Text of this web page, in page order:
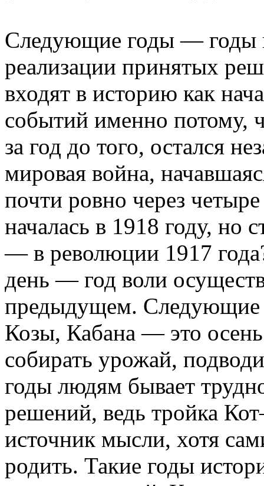
Следующие годы — годы
реализации принятых
входят в историю как
событий именно потому,
за год до того, остался
мировая война,
почти ровно через
началась в 1918 году, но
— в революции 1917
день — год воли
предыдущем. Следующие
Козы, Кабана — это
собирать урожай,
годы людям бывает
решений, ведь тройка
источник мысли, хотя
родить. Такие годы